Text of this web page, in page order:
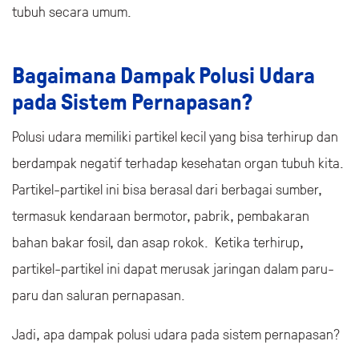
tubuh secara umum.
Bagaimana Dampak Polusi Udara
pada Sistem Pernapasan?
Polusi udara memiliki partikel kecil yang bisa terhirup dan
berdampak negatif terhadap kesehatan organ tubuh kita.
Partikel-partikel ini bisa berasal dari berbagai sumber,
termasuk kendaraan bermotor, pabrik, pembakaran
bahan bakar fosil, dan asap rokok. Ketika terhirup,
partikel-partikel ini dapat merusak jaringan dalam paru-
paru dan saluran pernapasan.
Jadi, apa dampak polusi udara pada sistem pernapasan?